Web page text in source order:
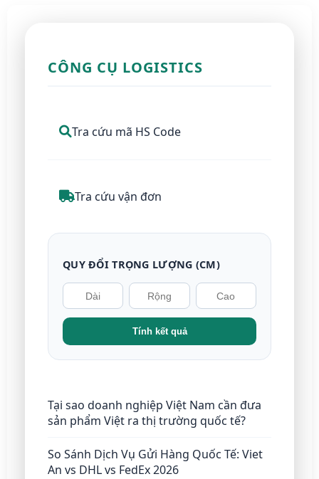
CÔNG CỤ LOGISTICS
Tra cứu mã HS Code
Tra cứu vận đơn
QUY ĐỔI TRỌNG LƯỢNG (CM)
Tính kết quả
Tại sao doanh nghiệp Việt Nam cần đưa
sản phẩm Việt ra thị trường quốc tế?
So Sánh Dịch Vụ Gửi Hàng Quốc Tế: Viet
An vs DHL vs FedEx 2026